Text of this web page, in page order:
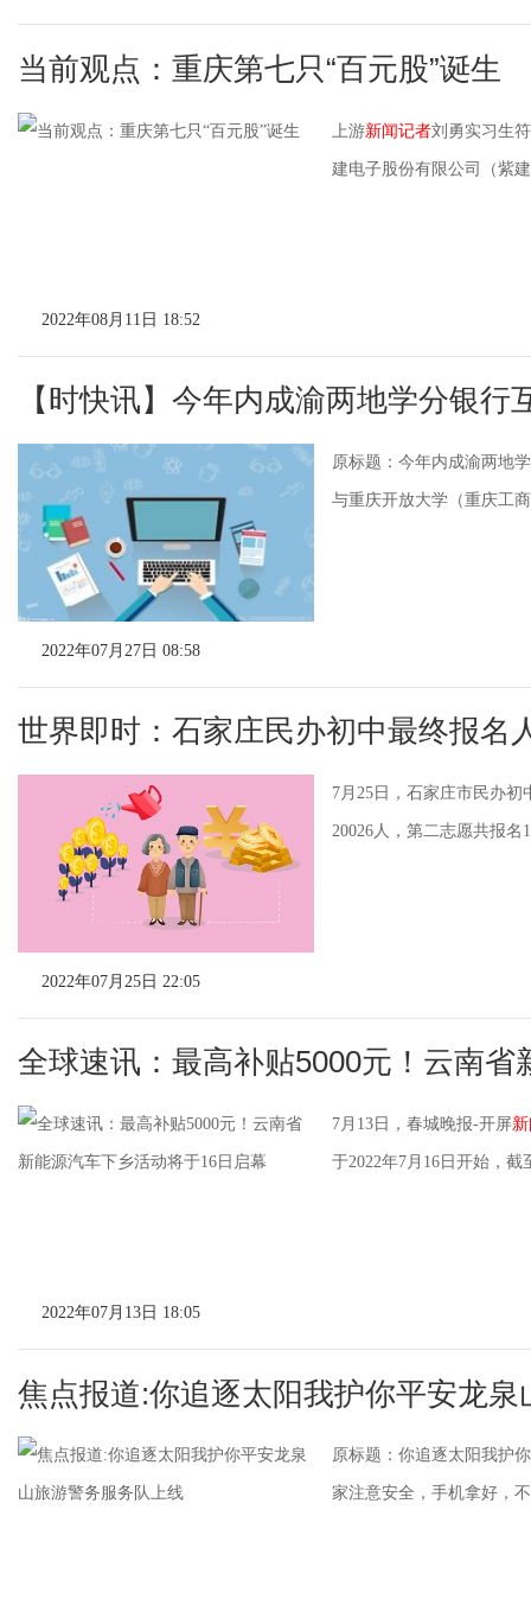
当前观点：重庆第七只“百元股”诞生
上游新闻记者刘勇实习生
建电子股份有限公司（紫
2022年08月11日 18:52
【时快讯】今年内成渝两地学分银行
原标题：今年内成渝两地
与重庆开放大学（重庆工
2022年07月27日 08:58
世界即时：石家庄民办初中最终报名
7月25日，石家庄市民办
20026人，第二志愿共报名
2022年07月25日 22:05
全球速讯：最高补贴5000元！云南省
7月13日，春城晚报-开屏
于2022年7月16日开始，截
2022年07月13日 18:05
焦点报道:你追逐太阳我护你平安龙泉
原标题：你追逐太阳我护
家注意安全，手机拿好，